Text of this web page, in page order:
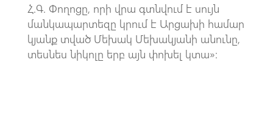
Հ.Գ. Փողոցը, որի վրա գտնվում է սույն
մանկապարտեզը կրում է Արցախի համար
կյանք տված Մեխակ Մեխակյանի անունը,
տեսնես նիկոլը երբ այն փոխել կտա»: